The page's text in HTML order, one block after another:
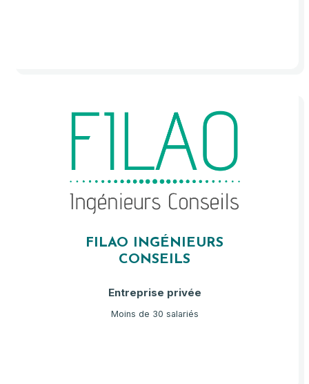
FILAO INGÉNIEURS
CONSEILS
Entreprise privée
Moins de 30 salariés